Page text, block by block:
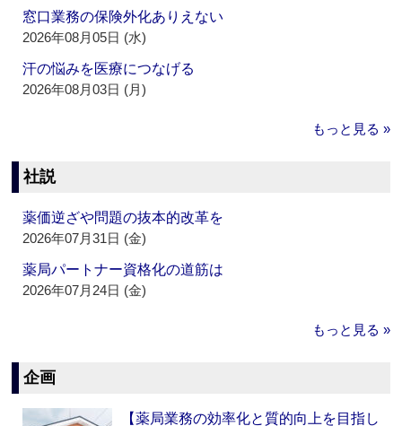
窓口業務の保険外化ありえない
2026年08月05日 (水)
汗の悩みを医療につなげる
2026年08月03日 (月)
もっと見る »
社説
薬価逆ざや問題の抜本的改革を
2026年07月31日 (金)
薬局パートナー資格化の道筋は
2026年07月24日 (金)
もっと見る »
企画
【薬局業務の効率化と質的向上を目指し